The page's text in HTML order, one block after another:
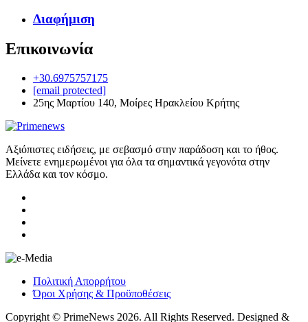
Διαφήμιση
Επικοινωνία
+30.6975757175
[email protected]
25ης Μαρτίου 140, Μοίρες Ηρακλείου Κρήτης
Αξιόπιστες ειδήσεις, με σεβασμό στην παράδοση και το ήθος.
Μείνετε ενημερωμένοι για όλα τα σημαντικά γεγονότα στην
Ελλάδα και τον κόσμο.
Πολιτική Απορρήτου
Όροι Χρήσης & Προϋποθέσεις
Copyright © PrimeNews 2026. All Rights Reserved. Designed &